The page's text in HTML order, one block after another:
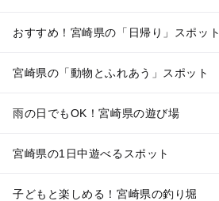
おすすめ！宮崎県の「日帰り」スポット
宮崎県の「動物とふれあう」スポット
雨の日でもOK！宮崎県の遊び場
宮崎県の1日中遊べるスポット
子どもと楽しめる！宮崎県の釣り堀